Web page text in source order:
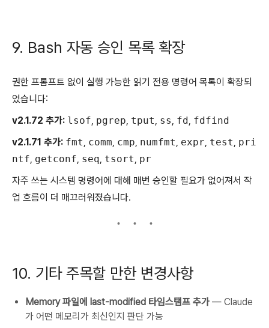
9. Bash 자동 승인 목록 확장
권한 프롬프트 없이 실행 가능한 읽기 전용 명령어 목록이 확장되
었습니다:
v2.1.72 추가: lsof pgrep tput ss fd fdfind
v2.1.71 추가: fmt comm cmp numfmt expr test pri
ntf getconf seq tsort pr
자주 쓰는 시스템 명령어에 대해 매번 승인할 필요가 없어져서 작
업 흐름이 더 매끄러워졌습니다.
10. 기타 주목할 만한 변경사항
Memory 파일에 last-modified 타임스탬프 추가 — Claude
가 어떤 메모리가 최신인지 판단 가능